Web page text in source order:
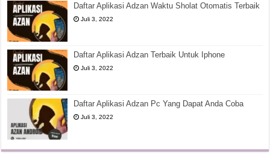
Daftar Aplikasi Adzan Waktu Sholat Otomatis Terbaik
Juli 3, 2022
Daftar Aplikasi Adzan Terbaik Untuk Iphone
Juli 3, 2022
Daftar Aplikasi Adzan Pc Yang Dapat Anda Coba
Juli 3, 2022